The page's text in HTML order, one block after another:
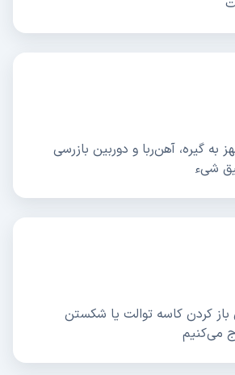
به گیره، آهن‌ربا و دوربین بازرسی
شیء
باز کردن کاسه توالت یا شکستن
می‌کنیم